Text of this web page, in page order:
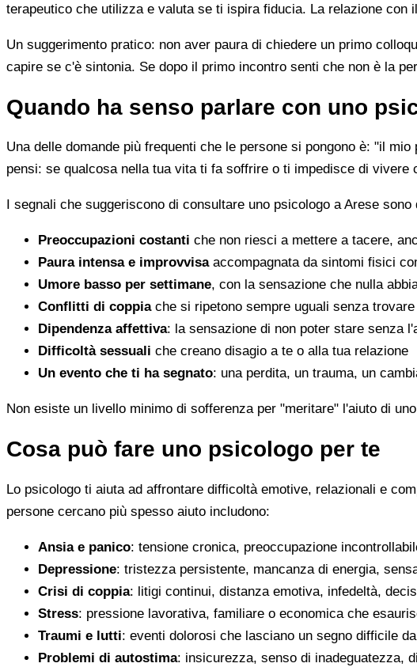
terapeutico che utilizza e valuta se ti ispira fiducia. La relazione
Un suggerimento pratico: non aver paura di chiedere un primo
capire se c'è sintonia. Se dopo il primo incontro senti che non è la
Quando ha senso parlare con uno
Una delle domande più frequenti che le persone si pongono è: "il
pensi: se qualcosa nella tua vita ti fa soffrire o ti impedisce di
I segnali che suggeriscono di consultare uno psicologo a Arese sono
Preoccupazioni costanti che non riesci a mettere a tacere,
Paura intensa e improvvisaaccompagnata da sintomi fisici
Umore basso per settimane, con la sensazione che nulla
Conflitti di coppiache si ripetono sempre uguali senza
Dipendenza affettiva: la sensazione di non poter stare senza
Difficoltà sessuali che creano disagio a te o alla tua relazione
Un evento che ti ha segnato: una perdita, un trauma, un
Non esiste un livello minimo di sofferenza per "meritare" l'aiuto di
Cosa può fare uno psicologo per te
Lo psicologo ti aiuta ad affrontare difficoltà emotive, relazionali e
persone cercano più spesso aiuto includono:
Ansia e panico: tensione cronica, preoccupazione
Depressione: tristezza persistente, mancanza di energia,
Crisi di coppia: litigi continui, distanza emotiva, infedeltà,
Stress: pressione lavorativa, familiare o economica che
Traumi e lutti: eventi dolorosi che lasciano un segno difficile
Problemi di autostima: insicurezza, senso di inadeguatezza,